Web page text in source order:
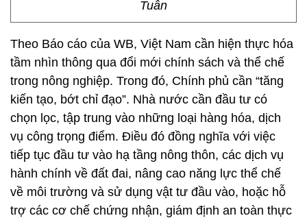
Tuân
Theo Báo cáo của WB, Việt Nam cần hiện thực hóa
tầm nhìn thông qua đổi mới chính sách và thể chế
trong nông nghiệp. Trong đó, Chính phủ cần “tăng
kiến tạo, bớt chỉ đạo”. Nhà nước cần đầu tư có
chọn lọc, tập trung vào những loại hàng hóa, dịch
vụ công trọng điểm. Điều đó đồng nghĩa với việc
tiếp tục đầu tư vào hạ tầng nông thôn, các dịch vụ
hành chính về đất đai, nâng cao năng lực thể chế
về môi trường và sử dụng vật tư đầu vào, hoặc hỗ
trợ các cơ chế chứng nhận, giám định an toàn thực